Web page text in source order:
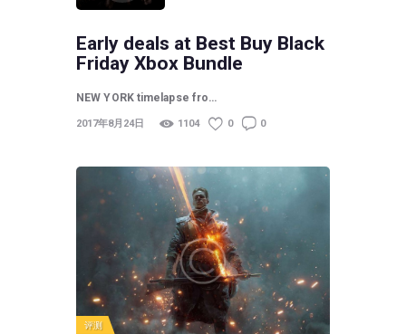
Early deals at Best Buy Black
Friday Xbox Bundle
NEW YORK timelapse fro…
2017年8月24日 1104 0 0
评测